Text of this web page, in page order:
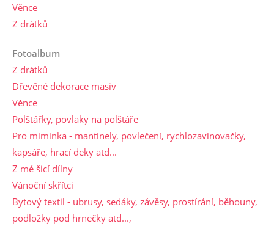
Věnce
Z drátků
Fotoalbum
Z drátků
Dřevěné dekorace masiv
Věnce
Polštářky, povlaky na polštáře
Pro miminka - mantinely, povlečení, rychlozavinovačky,
kapsáře, hrací deky atd...
Z mé šicí dílny
Vánoční skřítci
Bytový textil - ubrusy, sedáky, závěsy, prostírání, běhouny,
podložky pod hrnečky atd...,